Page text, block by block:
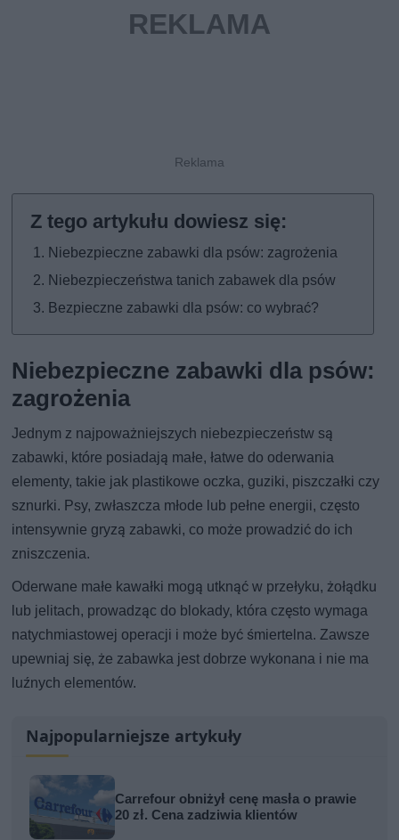
Niebezpieczne zabawki dla psów: zagrożenia
Niebezpieczeństwa tanich zabawek dla psów
Bezpieczne zabawki dla psów: co wybrać?
Niebezpieczne zabawki dla psów:
zagrożenia
Jednym z najpoważniejszych niebezpieczeństw są
zabawki, które posiadają małe, łatwe do oderwania
elementy, takie jak plastikowe oczka, guziki, piszczałki czy
sznurki. Psy, zwłaszcza młode lub pełne energii, często
intensywnie gryzą zabawki, co może prowadzić do ich
zniszczenia.
Oderwane małe kawałki mogą utknąć w przełyku, żołądku
lub jelitach, prowadząc do blokady, która często wymaga
natychmiastowej operacji i może być śmiertelna. Zawsze
upewniaj się, że zabawka jest dobrze wykonana i nie ma
luźnych elementów.
Najpopularniejsze artykuły
Carrefour obniżył cenę masła o prawie
20 zł. Cena zadziwia klientów